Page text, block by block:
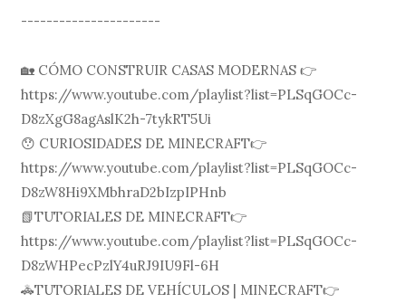
----------------------
🏡 CÓMO CONSTRUIR CASAS MODERNAS 👉
https://www.youtube.com/playlist?list=PLSqGOCc-
D8zXgG8agAslK2h-7tykRT5Ui
😯 CURIOSIDADES DE MINECRAFT👉
https://www.youtube.com/playlist?list=PLSqGOCc-
D8zW8Hi9XMbhraD2bIzpIPHnb
📗TUTORIALES DE MINECRAFT👉
https://www.youtube.com/playlist?list=PLSqGOCc-
D8zWHPecPzlY4uRJ9IU9Fl-6H
🚓TUTORIALES DE VEHÍCULOS | MINECRAFT👉